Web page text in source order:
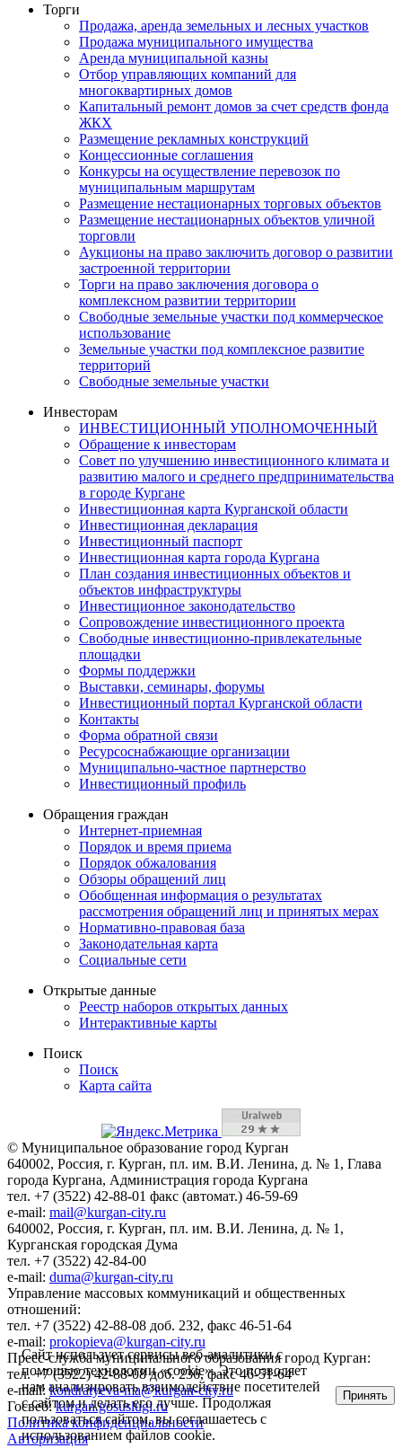
Торги
Продажа, аренда земельных и лесных участков
Продажа муниципального имущества
Аренда муниципальной казны
Отбор управляющих компаний для
многоквартирных домов
Капитальный ремонт домов за счет средств фонда
ЖКХ
Размещение рекламных конструкций
Концессионные соглашения
Конкурсы на осуществление перевозок по
муниципальным маршрутам
Размещение нестационарных торговых объектов
Размещение нестационарных объектов уличной
торговли
Аукционы на право заключить договор о развитии
застроенной территории
Торги на право заключения договора о
комплексном развитии территории
Свободные земельные участки под коммерческое
использование
Земельные участки под комплексное развитие
территорий
Свободные земельные участки
Инвесторам
ИНВЕСТИЦИОННЫЙ УПОЛНОМОЧЕННЫЙ
Обращение к инвесторам
Совет по улучшению инвестиционного климата и
развитию малого и среднего предпринимательства
в городе Кургане
Инвестиционная карта Курганской области
Инвестиционная декларация
Инвестиционный паспорт
Инвестиционная карта города Кургана
План создания инвестиционных объектов и
объектов инфраструктуры
Инвестиционное законодательство
Сопровождение инвестиционного проекта
Свободные инвестиционно-привлекательные
площадки
Формы поддержки
Выставки, семинары, форумы
Инвестиционный портал Курганской области
Контакты
Форма обратной связи
Ресурсоснабжающие организации
Муниципально-частное партнерство
Инвестиционный профиль
Обращения граждан
Интернет-приемная
Порядок и время приема
Порядок обжалования
Обзоры обращений лиц
Обобщенная информация о результатах
рассмотрения обращений лиц и принятых мерах
Нормативно-правовая база
Законодательная карта
Социальные сети
Открытые данные
Реестр наборов открытых данных
Интерактивные карты
Поиск
Поиск
Карта сайта
© Муниципальное образование город Курган
640002, Россия, г. Курган, пл. им. В.И. Ленина, д. № 1, Глава
города Кургана, Администрация города Кургана
тел. +7 (3522) 42-88-01 факс (автомат.) 46-59-69
e-mail: mail@kurgan-city.ru
640002, Россия, г. Курган, пл. им. В.И. Ленина, д. № 1,
Курганская городская Дума
тел. +7 (3522) 42-84-00
e-mail: duma@kurgan-city.ru
Управление массовых коммуникаций и общественных
отношений:
тел. +7 (3522) 42-88-08 доб. 232, факс 46-51-64
e-mail: prokopieva@kurgan-city.ru
Пресс-служба муниципального образования город Курган:
тел. +7 (3522) 42-88-08 доб. 236, факс 46-51-64
e-mail:kondratyeva-ma@kurgan-city.ru
Госвеб:kurgan.gosuslugi.ru
Политика конфиденциальности
Авторизация
Сайт использует сервисы веб-аналитики с
помощью технологии «cookie». Это позволяет
нам анализировать взаимодействие посетителей
с сайтом и делать его лучше. Продолжая
пользоваться сайтом, вы соглашаетесь с
использованием файлов cookie.
Принять